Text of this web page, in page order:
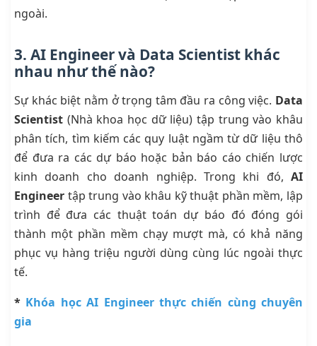
ngoài.
3. AI Engineer và Data Scientist khác
nhau như thế nào?
Sự khác biệt nằm ở trọng tâm đầu ra công việc. Data
Scientist (Nhà khoa học dữ liệu) tập trung vào khâu
phân tích, tìm kiếm các quy luật ngầm từ dữ liệu thô
để đưa ra các dự báo hoặc bản báo cáo chiến lược
kinh doanh cho doanh nghiệp. Trong khi đó, AI
Engineer tập trung vào khâu kỹ thuật phần mềm, lập
trình để đưa các thuật toán dự báo đó đóng gói
thành một phần mềm chạy mượt mà, có khả năng
phục vụ hàng triệu người dùng cùng lúc ngoài thực
tế.
* Khóa học AI Engineer thực chiến cùng chuyên
gia